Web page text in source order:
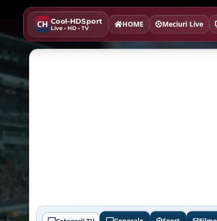
CH Cool-HDSport
Live • HD • TV HOME Meciuri Live